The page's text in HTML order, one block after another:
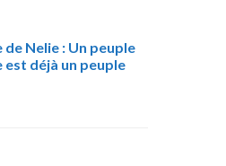
de Nelie : Un peuple
est déjà un peuple